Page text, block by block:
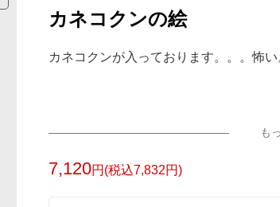
カネコクンの絵
カネコクンが入っております。。。怖い
も
7,120円(税込7,832円)